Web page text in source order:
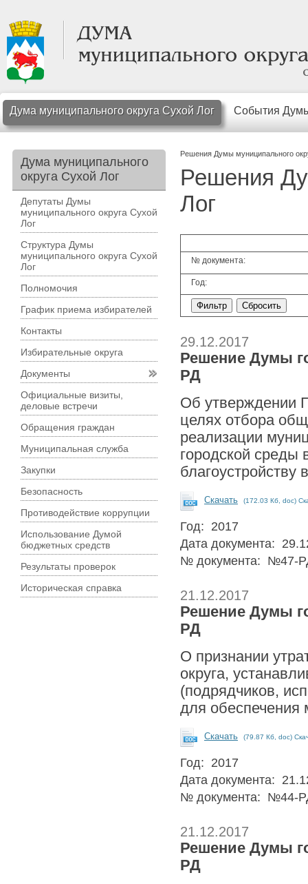
Дума муниципального округа Сухой Лог События
Решения Думы муниципального
Решения
Лог
№ документа:
Год:
29.12.2017
Решение Думы
РД
Об утверждении
целях отбора
реализации
городской среды
благоустройству
Скачать (172.03 Кб, doc)
Год: 2017
Дата документа:
№ документа: №47-
21.12.2017
Решение Думы
РД
О признании
округа,
(подрядчиков,
для обеспечения
Скачать (79.87 Кб, doc)
Год: 2017
Дата документа:
№ документа: №44-
21.12.2017
Решение Думы
РД
Дума муниципального
округа Сухой Лог
Депутаты Думы
муниципального округа Сухой
Лог
Структура Думы
муниципального округа Сухой
Лог
Полномочия
График приема избирателей
Контакты
Избирательные округа
Документы
Официальные визиты,
деловые встречи
Обращения граждан
Муниципальная служба
Закупки
Безопасность
Противодействие коррупции
Использование Думой
бюджетных средств
Результаты проверок
Историческая справка